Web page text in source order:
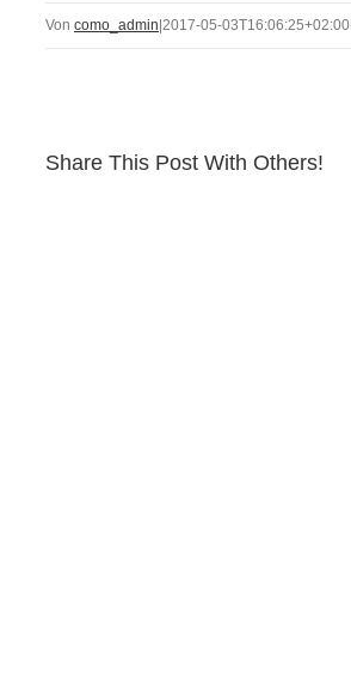
Von como_admin 2017-05-03T16:06:25+02:00
Share This Post With Others!